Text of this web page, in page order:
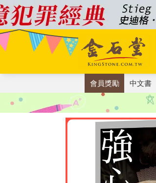
會員獎勵 中文書